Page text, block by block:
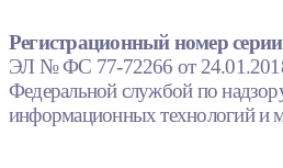
Регистрационный номер серии
ЭЛ № ФС 77-72266 от
Федеральной службой по
информационных технологий и